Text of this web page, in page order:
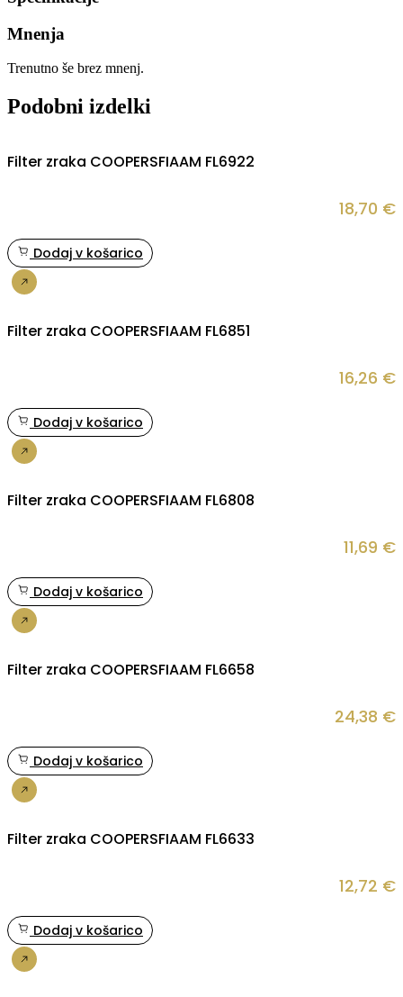
Mnenja
Trenutno še brez mnenj.
Podobni izdelki
Filter zraka COOPERSFIAAM FL6922
18,70 €
Dodaj v košarico
Filter zraka COOPERSFIAAM FL6851
16,26 €
Dodaj v košarico
Filter zraka COOPERSFIAAM FL6808
11,69 €
Dodaj v košarico
Filter zraka COOPERSFIAAM FL6658
24,38 €
Dodaj v košarico
Filter zraka COOPERSFIAAM FL6633
12,72 €
Dodaj v košarico